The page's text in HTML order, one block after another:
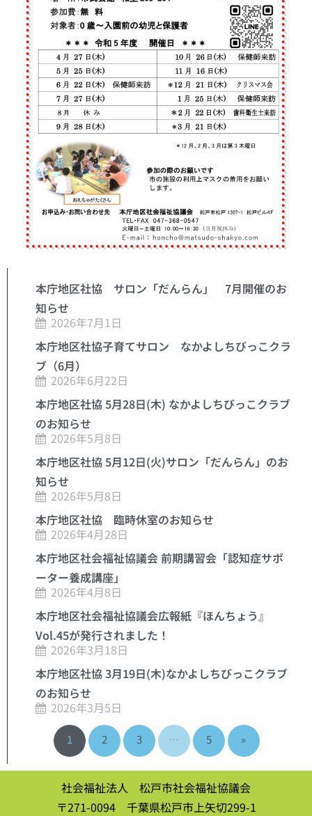
本庁地区社協 サロン「だんらん」 7月開催のお
知らせ
2026年7月1日
本庁地区社協子育てサロン なかよしちびっこクラ
ブ（6月）
2026年6月22日
本庁地区社協 5月28日(木) なかよしちびっこクラブ
のお知らせ
2026年5月8日
本庁地区社協 5月12日(火)サロン「だんらん」のお
知らせ
2026年5月8日
本庁地区社協 臨時休室のお知らせ
2026年4月28日
本庁地区社会福祉協議会 前期講習会「認知症サポ
ーター養成講座」
2026年4月8日
本庁地区社会福祉協議会広報紙『ほんちょう』
Vol.45が発行されました！
2026年3月18日
本庁地区社協 3月19日(木)なかよしちびっこクラブ
のお知らせ
2026年3月5日
1 2 3 … 5 »
社会福祉法人 松戸市社会福祉協議会
〒271-0094 千葉県松戸市上矢切299-1